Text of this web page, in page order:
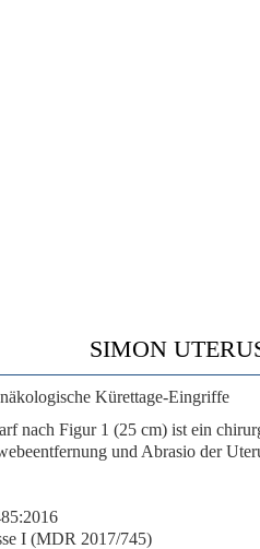
SIMON
Kürettage-Eingriffe
nach Figur 1 (25 cm) ist ein
und Abrasio der
I (MDR 2017/745)